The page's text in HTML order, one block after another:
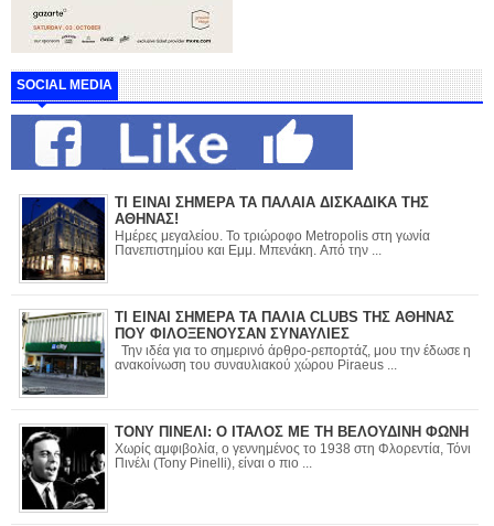
SOCIAL MEDIA
ΤΙ ΕΙΝΑΙ ΣΗΜΕΡΑ ΤΑ ΠΑΛΑΙΑ ΔΙΣΚΑΔΙΚΑ ΤΗΣ
ΑΘΗΝΑΣ!
Ημέρες μεγαλείου. Το τριώροφο Metropolis στη γωνία
Πανεπιστημίου και Εμμ. Μπενάκη. Από την ...
ΤΙ ΕΙΝΑΙ ΣΗΜΕΡΑ ΤΑ ΠΑΛΙΑ CLUBS ΤΗΣ ΑΘΗΝΑΣ
ΠΟΥ ΦΙΛΟΞΕΝΟΥΣΑΝ ΣΥΝΑΥΛΙΕΣ
Την ιδέα για το σημερινό άρθρο-ρεπορτάζ, μου την έδωσε η
ανακοίνωση του συναυλιακού χώρου Piraeus ...
ΤΟΝΥ ΠΙΝΕΛΙ: Ο ΙΤΑΛΟΣ ΜΕ ΤΗ ΒΕΛΟΥΔΙΝΗ ΦΩΝΗ
Χωρίς αμφιβολία, ο γεννημένος το 1938 στη Φλορεντία, Τόνι
Πινέλι (Tony Pinelli), είναι ο πιο ...